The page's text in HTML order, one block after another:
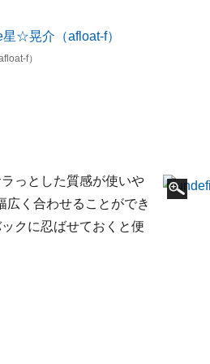
f）
っとした質感が使いや
広く合わせることができ
クに忍ばせておくと便